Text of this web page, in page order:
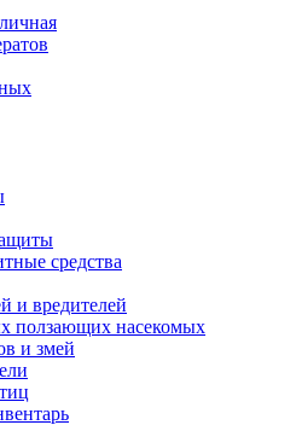
средства
и вредителей
ползающих насекомых
и змей